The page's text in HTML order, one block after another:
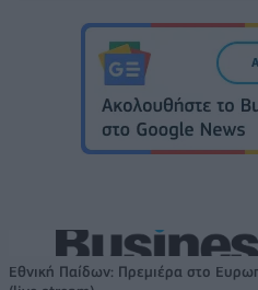
Εθνική Παίδων: Πρεμιέρα στο